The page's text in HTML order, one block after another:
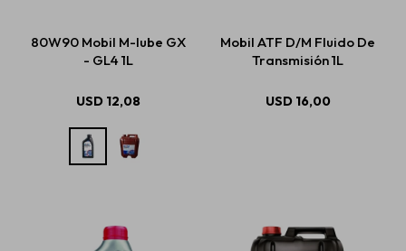
80W90 Mobil M-lube GX
- GL4 1L
USD 12,08
Mobil ATF D/M Fluido De
Transmisión 1L
USD 16,00